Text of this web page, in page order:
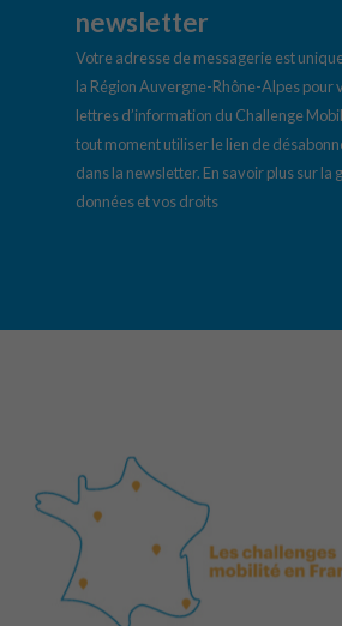
newsletter
Votre adresse de messagerie est
la Région Auvergne-Rhône-Alpes pour
lettres d’information du Challenge
tout moment utiliser le lien de
dans la newsletter. En savoir plus sur la
données et vos droits